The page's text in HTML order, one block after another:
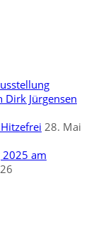
Dirk Jürgensen
28. Mai
2025 am